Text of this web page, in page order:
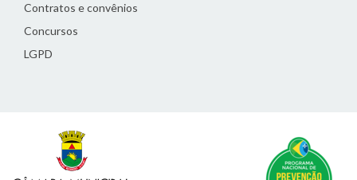
Contratos e convênios
Concursos
LGPD